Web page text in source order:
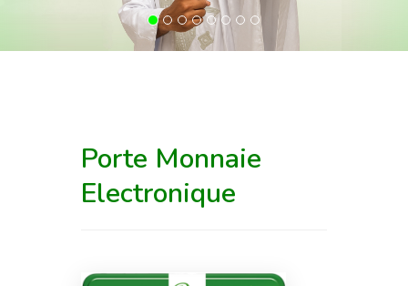
Porte Monnaie
Electronique